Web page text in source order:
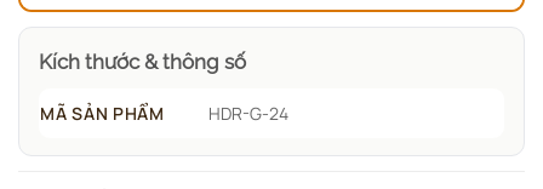
Kích thước & thông số
MÃ SẢN PHẨM HDR-G-24